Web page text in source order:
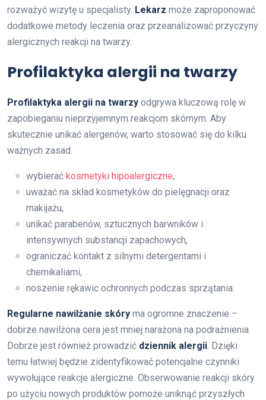
rozważyć wizytę u specjalisty. Lekarz może zaproponować
dodatkowe metody leczenia oraz przeanalizować przyczyny
alergicznych reakcji na twarzy.
Profilaktyka alergii na twarzy
Profilaktyka alergii na twarzy odgrywa kluczową rolę w
zapobieganiu nieprzyjemnym reakcjom skórnym. Aby
skutecznie unikać alergenów, warto stosować się do kilku
ważnych zasad.
wybierać kosmetyki hipoalergiczne,
uważać na skład kosmetyków do pielęgnacji oraz
makijażu,
unikać parabenów, sztucznych barwników i
intensywnych substancji zapachowych,
ograniczać kontakt z silnymi detergentami i
chemikaliami,
noszenie rękawic ochronnych podczas sprzątania.
Regularne nawilżanie skóry ma ogromne znaczenie –
dobrze nawilżona cera jest mniej narażona na podrażnienia.
Dobrze jest również prowadzić dziennik alergii . Dzięki
temu łatwiej będzie zidentyfikować potencjalne czynniki
wywołujące reakcje alergiczne. Obserwowanie reakcji skóry
po użyciu nowych produktów pomoże uniknąć przyszłych